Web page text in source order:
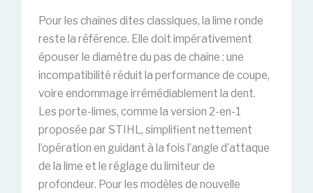
Pour les chaînes dites classiques, la lime ronde
reste la référence. Elle doit impérativement
épouser le diamètre du pas de chaîne : une
incompatibilité réduit la performance de coupe,
voire endommage irrémédiablement la dent.
Les porte-limes, comme la version 2-en-1
proposée par STIHL, simplifient nettement
l’opération en guidant à la fois l’angle d’attaque
de la lime et le réglage du limiteur de
profondeur. Pour les modèles de nouvelle